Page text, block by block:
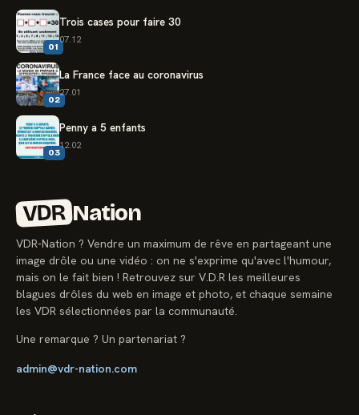
01
Trois cases pour faire 30
07.12
02
La France face au coronavirus
27.01
03
Penny a 5 enfants
12.02
VDR Nation
VDR-Nation ? Vendre un maximum de rêve en partageant une
image drôle ou une vidéo : on ne s'exprime qu'avec l'humour,
mais on le fait bien ! Retrouvez sur V.D.R les meilleures
blagues drôles du web en image et photo, et chaque semaine
les VDR sélectionnées par la communauté.
Une remarque ? Un partenariat ?
admin@vdr-nation.com